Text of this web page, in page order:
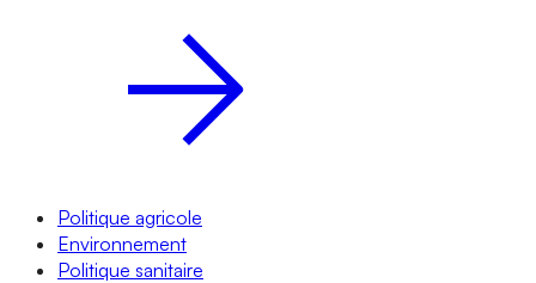
Politique agricole
Environnement
Politique sanitaire